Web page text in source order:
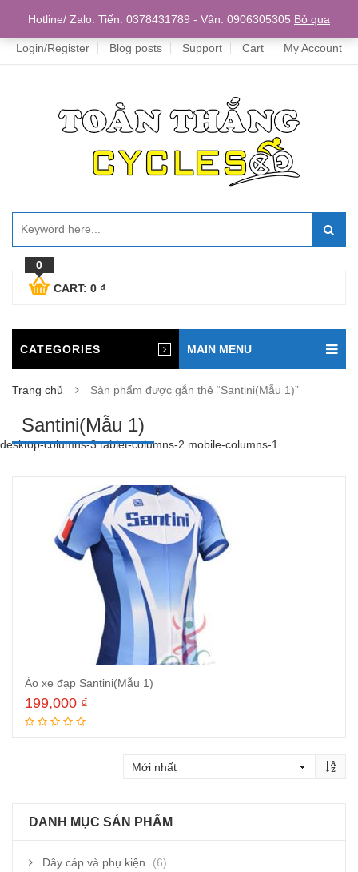
Home
Login/Register Blog posts Support Cart My Account
0
CART: 0 ₫
CATEGORIES MAIN MENU
Trang chủ Sản phẩm được gắn thẻ “Santini(Mẫu 1)”
Santini(Mẫu 1)
desktop-columns-3 tablet-columns-2 mobile-columns-1
Áo xe đạp Santini(Mẫu 1)
199,000 ₫
DANH MỤC SẢN PHẨM
Dây cáp và phụ kiện
(6)
Hotline/ Zalo: Tiến: 0378431789 - Vân: 0906305305 Bỏ qua